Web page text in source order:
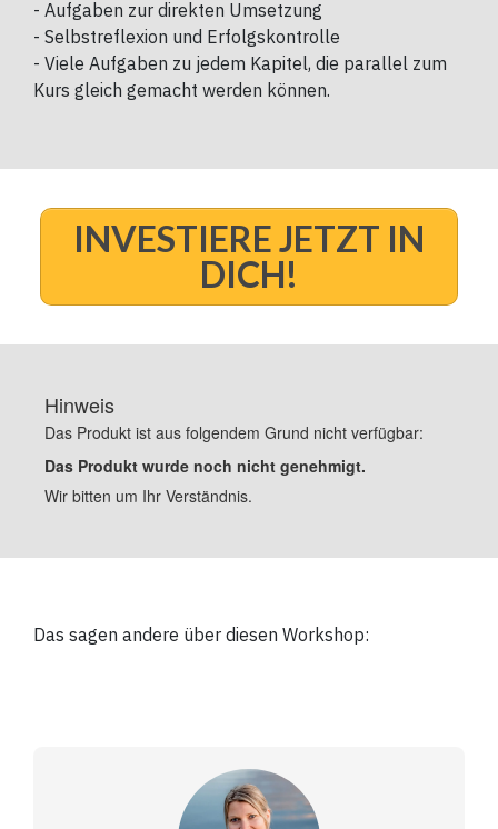
- Aufgaben zur direkten Umsetzung
- Selbstreflexion und Erfolgskontrolle
- Viele Aufgaben zu jedem Kapitel, die parallel zum
Kurs gleich gemacht werden können.
INVESTIERE JETZT IN
DICH!
Das sagen andere über diesen Workshop: